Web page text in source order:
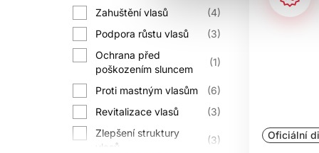
Ne
Na křehké vlasy
15
Na barvené vlasy
9
Na suché vlasy
Na poškozené vlasy
Na všechny typy vlasů
11
Zahuštění vlasů
4
Podpora růstu vlasů
3
Ochrana před
poškozením sluncem
1
Proti mastným vlasům
6
Revitalizace vlasů
3
Zlepšení struktury
vlasů
3 Oficiální